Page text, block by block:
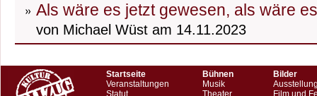
Als wäre es jetzt gewesen, als wäre
von Michael Wüst am 14.11.2023
Startseite
Veranstaltungen
Statut
Bühnen
Musik
Theater
Bilder
Film und